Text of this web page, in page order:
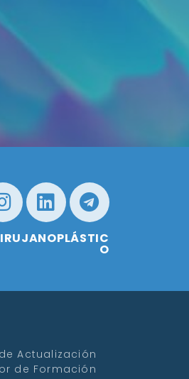
O
Actualización
de Formación